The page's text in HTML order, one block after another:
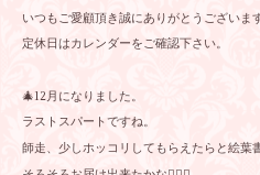
いつもご愛顧頂き誠にありがとうございま
定休日はカレンダーをご確認下さい。
🎄12月になりました。
ラストスパートですね。
師走、少しホッコリしてもらえたらと絵